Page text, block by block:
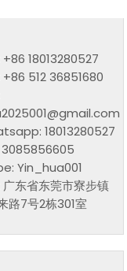
+86 18013280527
+86 512 36851680
18013280527
3085856605
Yin_hua001
广东省东莞市寮步镇
路7号2栋301室